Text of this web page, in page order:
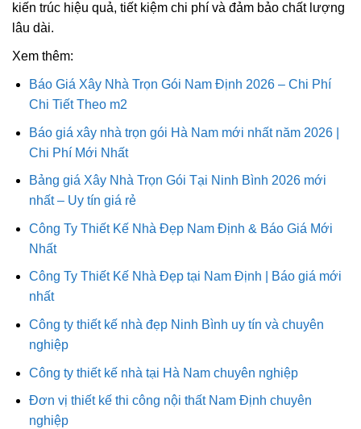
kiến trúc hiệu quả, tiết kiệm chi phí và đảm bảo chất lượng
lâu dài.
Xem thêm:
Báo Giá Xây Nhà Trọn Gói Nam Định 2026 – Chi Phí
Chi Tiết Theo m2
Báo giá xây nhà trọn gói Hà Nam mới nhất năm 2026 |
Chi Phí Mới Nhất
Bảng giá Xây Nhà Trọn Gói Tại Ninh Bình 2026 mới
nhất – Uy tín giá rẻ
Công Ty Thiết Kế Nhà Đẹp Nam Định & Báo Giá Mới
Nhất
Công Ty Thiết Kế Nhà Đẹp tại Nam Định | Báo giá mới
nhất
Công ty thiết kế nhà đẹp Ninh Bình uy tín và chuyên
nghiệp
Công ty thiết kế nhà tại Hà Nam chuyên nghiệp
Đơn vị thiết kế thi công nội thất Nam Định chuyên
nghiệp